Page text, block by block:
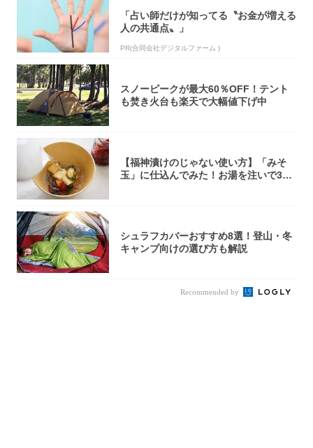
「占い師だけが知ってる〝お金が増える
人の共通点〟」
PR(合同会社デジタルファーム )
スノーピークが最大60％OFF！テント
も焚き火台も楽天で大幅値下げ中
【福神漬けのじゃない使い方】「みそ
玉」に仕込んでみた！お湯を注いで30
シュラフカバーおすすめ8選！登山・冬
キャンプ向けの選び方も解説
Recommended by